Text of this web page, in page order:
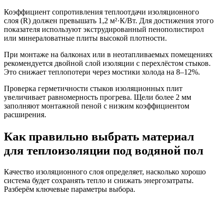
Коэффициент сопротивления теплоотдачи изоляционного
слоя (R) должен превышать 1,2 м²·К/Вт. Для достижения этого
показателя используют экструдированный пенополистирол
или минераловатные плиты высокой плотности.
При монтаже на балконах или в неотапливаемых помещениях
рекомендуется двойной слой изоляции с перехлёстом стыков.
Это снижает теплопотери через мостики холода на 8–12%.
Проверка герметичности стыков изоляционных плит
увеличивает равномерность прогрева. Щели более 2 мм
заполняют монтажной пеной с низким коэффициентом
расширения.
Как правильно выбрать материал
для теплоизоляции под водяной пол
Качество изоляционного слоя определяет, насколько хорошо
система будет сохранять тепло и снижать энергозатраты.
Разберём ключевые параметры выбора.